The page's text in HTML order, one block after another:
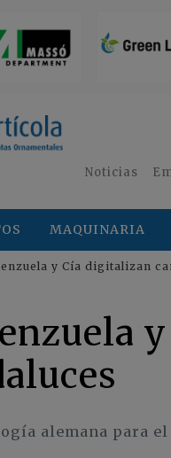
Noticias
MAQUINARIA
y Cía digitalizan
alemana para el